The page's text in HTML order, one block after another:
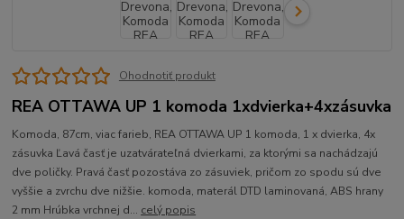
Ohodnotiť produkt
REA OTTAWA UP 1 komoda 1xdvierka+4xzásuvka
Komoda, 87cm, viac farieb, REA OTTAWA UP 1 komoda, 1 x dvierka, 4x
zásuvka Ľavá časť je uzatvárateľná dvierkami, za ktorými sa nachádzajú
dve poličky. Pravá časť pozostáva zo zásuviek, pričom zo spodu sú dve
vyššie a zvrchu dve nižšie. komoda, materál DTD laminovaná, ABS hrany
2 mm Hrúbka vrchnej d... celý popis